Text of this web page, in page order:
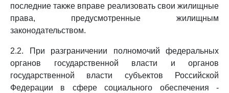
последние также вправе реализовать свои жилищные
права, предусмотренные жилищным
законодательством.
2.2. При разграничении полномочий федеральных
органов государственной власти и органов
государственной власти субъектов Российской
Федерации в сфере социального обеспечения -